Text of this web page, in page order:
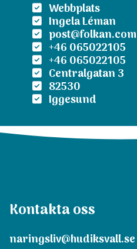
Webbplats
Ingela Léman
post@folkan.com
+46 065022105
+46 065022105
Centralgatan 3
82530
Iggesund
Kontakta oss
naringsliv@hudiksvall.se